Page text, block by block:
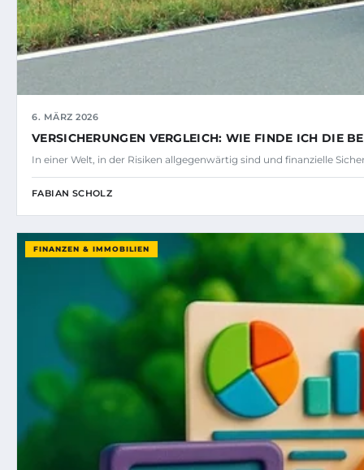
6. MÄRZ 2026
VERSICHERUNGEN VERGLEICH: WIE FINDE ICH DIE
In einer Welt, in der Risiken allgegenwärtig sind und finanzielle
FABIAN SCHOLZ
FINANZEN & IMMOBILIEN